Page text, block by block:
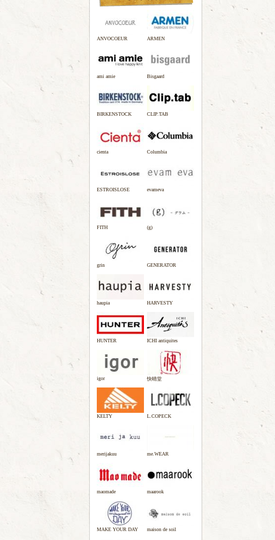
ANVOCOEUR ARMEN
ami amie Bisgaard
BIRKENSTOCK CLIP.TAB
cienta Columbia
ESTROISLOSE evameva
FITH (g)
grin GENERATOR
haupia HARVESTY
HUNTER ICHI antiquites
igor 快晴堂
KELTY L.COPECK
merijakuu me.WEAR
maomade maarook
MAKE YOUR DAY maison de soil